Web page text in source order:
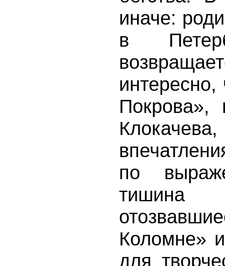
иначе:
в
по
Коломне»
для